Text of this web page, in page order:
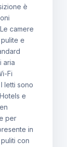
è
camere
e
aria
Fi
letti sono
e
per
in
con